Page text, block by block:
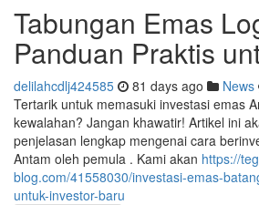
Tabungan Emas
Panduan Praktis
delilahcdlj424585 81 days ago News
Tertarik untuk memasuki investasi emas
kewalahan? Jangan khawatir! Artikel ini
penjelasan lengkap mengenai cara
Antam oleh pemula . Kami akan https://
blog.com/41558030/investasi-emas-
untuk-investor-baru